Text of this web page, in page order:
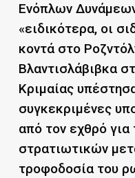
Ενόπλων
«ειδικότερα, οι
κοντά στο
Βλαντισλάβιβκα
Κριμαίας
συγκεκριμένες
από τον εχθρό για
στρατιωτικών
τροφοδοσία του